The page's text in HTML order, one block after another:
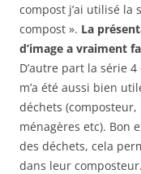
compost j’ai utilisé la
compost ». La
d’image a vraiment
D’autre part la série
m’a été aussi bien
déchets
ménagères etc). Bon
des déchets, cela
dans leur composteur.